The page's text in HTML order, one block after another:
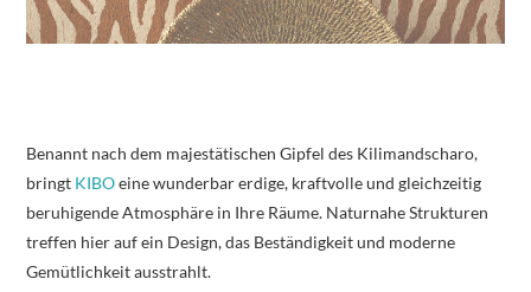
Benannt nach dem majestätischen Gipfel des Kilimandscharo,
bringt KIBOeine wunderbar erdige, kraftvolle und gleichzeitig
beruhigende Atmosphäre in Ihre Räume. Naturnahe Strukturen
treffen hier auf ein Design, das Beständigkeit und moderne
Gemütlichkeit ausstrahlt.